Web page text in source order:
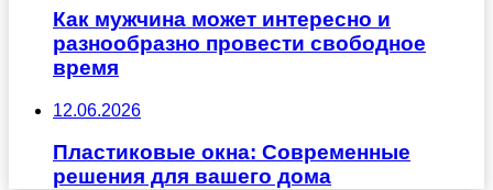
Как мужчина может интересно и
разнообразно провести свободное
время
12.06.2026
Пластиковые окна: Современные
решения для вашего дома